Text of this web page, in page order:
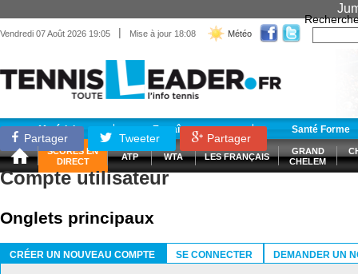
Vendredi 07 Août 2026 19:05 | Mise à jour 18:08 Météo
Matériel Entraînement Santé Forme
SCORES EN
DIRECT
ATP WTA LES FRANÇAIS
GRAND
CHELEM
Partager Tweeter Partager
Compte utilisateur
Onglets principaux
CRÉER UN NOUVEAU COMPTE
SE CONNECTER DEMANDER UN